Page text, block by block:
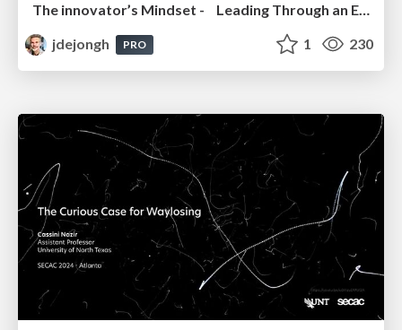
The innovator’s Mindset - Leading Through an Era of Exponential Change - McGill University 2025
jdejongh
PRO 1 230